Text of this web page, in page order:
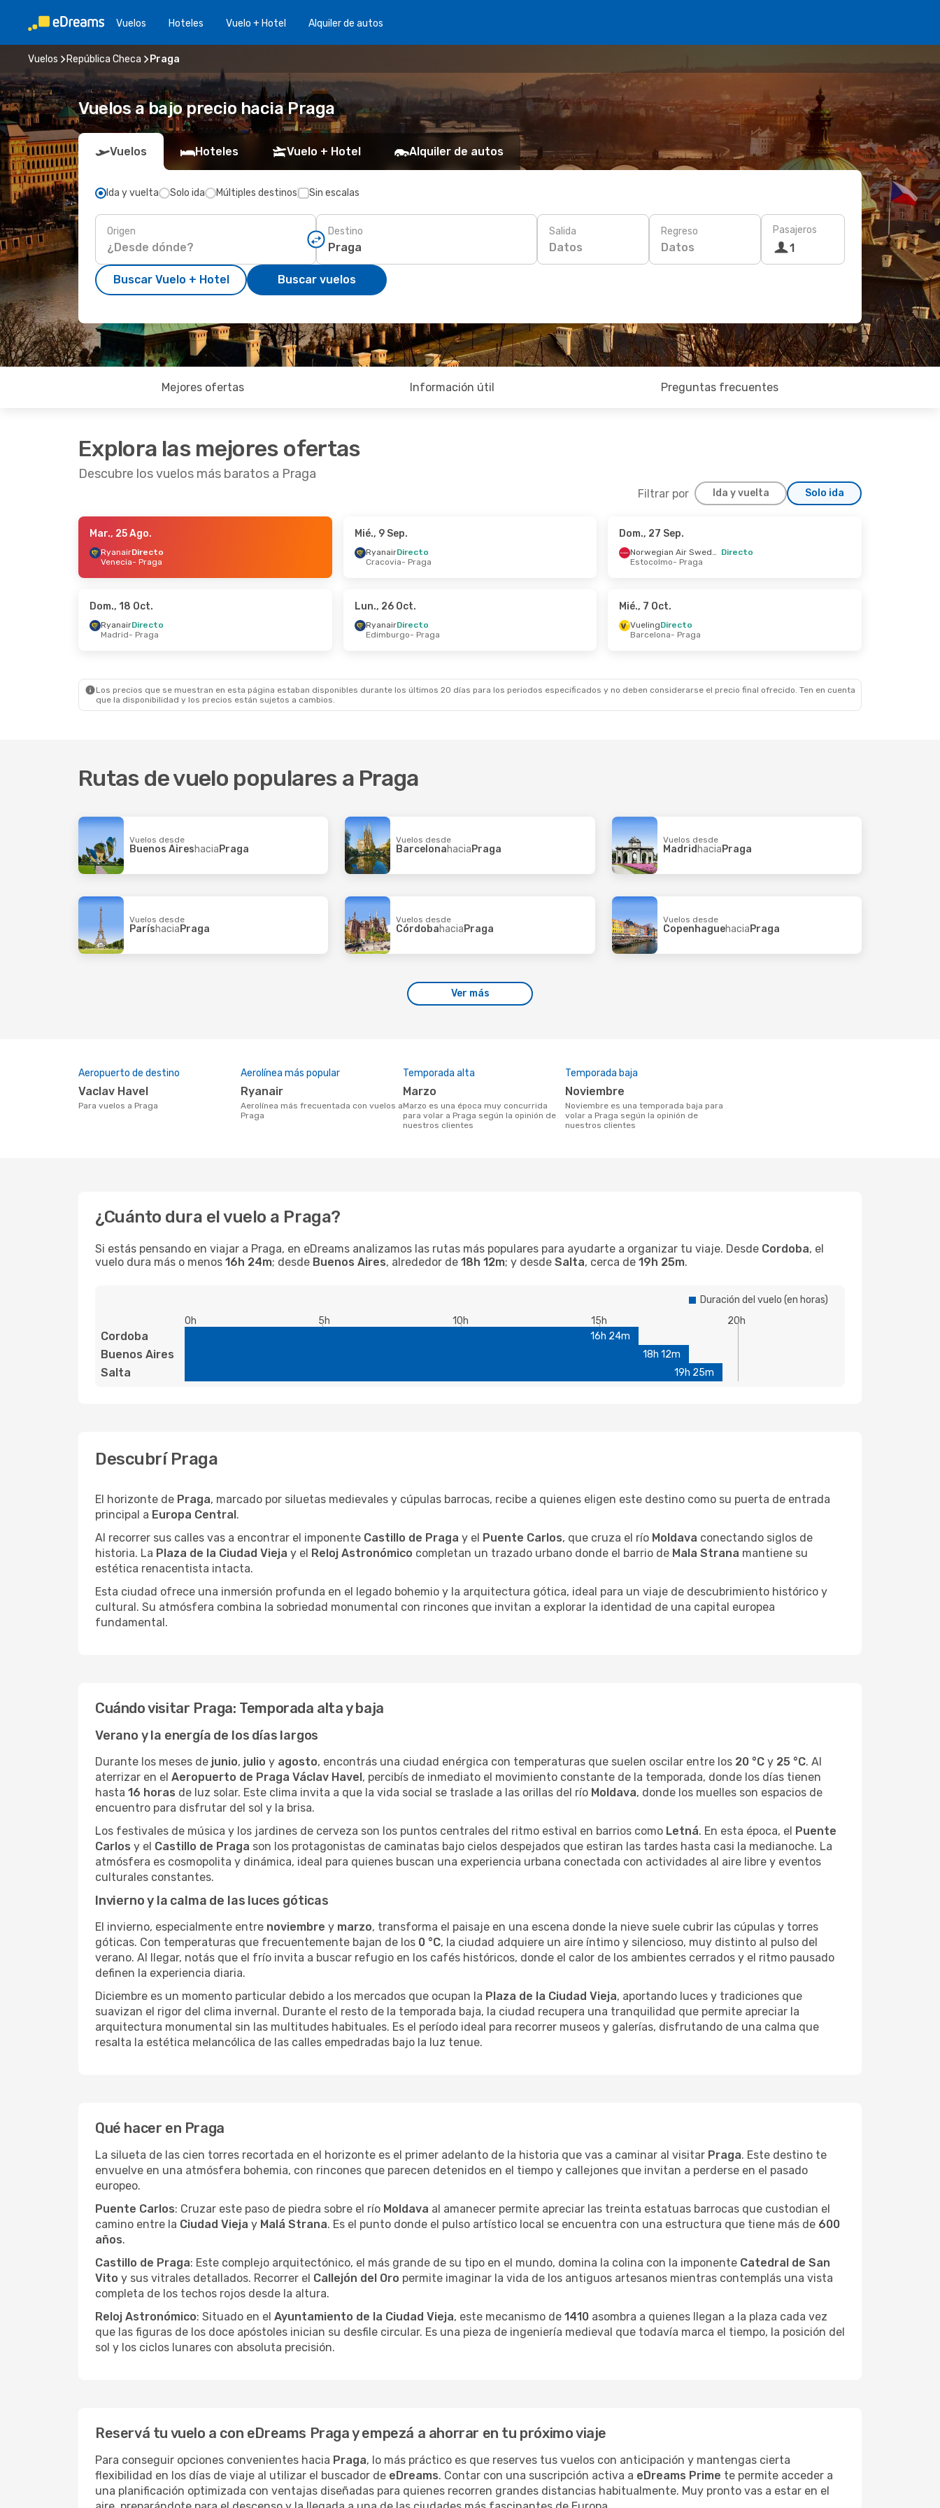
Vuelos Hoteles Vuelo + Hotel Alquiler de autos
Vuelos República Checa Praga
Vuelos a bajo precio hacia Praga
Vuelos Hoteles Vuelo + Hotel Alquiler de autos
Ida y vuelta Solo ida Múltiples destinos Sin escalas
Origen Destino Salida
Datos
Regreso
Datos
Pasajeros
1
Buscar Vuelo + Hotel Buscar vuelos
Mejores ofertas Información útil Preguntas frecuentes
Explora las mejores ofertas
Descubre los vuelos más baratos a Praga
Filtrar por Ida y vuelta Solo ida
- Mié., 2 Sep.
- Praga
- Jue., 8 Oct. - Dom., 1 Nov.
- Mar., 15 Sep.
Directo
- Copenhague
- Mié., 23 Sep.
Praga
- Basilea Mulhouse
- Dom., 18 Oct.
Praga
- Barcelona
Mar., 25 Ago.
RyanairDirecto
Venecia- Praga
Mié., 9 Sep.
RyanairDirecto
Cracovia- Praga
Dom., 27 Sep.
Norwegian Air Sweden Directo
Estocolmo- Praga
Dom., 18 Oct.
RyanairDirecto
Madrid- Praga
Lun., 26 Oct.
RyanairDirecto
Edimburgo- Praga
Mié., 7 Oct.
VuelingDirecto
Barcelona- Praga
Los precios que se muestran en esta página estaban disponibles durante los últimos 20 días para los periodos especificados y no deben considerarse el precio final ofrecido. Ten en cuenta
que la disponibilidad y los precios están sujetos a cambios.
Rutas de vuelo populares a Praga
Vuelos desde
Buenos AireshaciaPraga
Vuelos desde
BarcelonahaciaPraga
Vuelos desde
Madrid haciaPraga
Vuelos desde
ParíshaciaPraga
Vuelos desde
CórdobahaciaPraga
Vuelos desde
CopenhaguehaciaPraga
Ver más
Aeropuerto de destino
Vaclav Havel
Para vuelos a Praga
Aerolínea más popular
Ryanair
Aerolínea más frecuentada con vuelos a
Praga
Temporada alta
marzo
marzo es una época muy concurrida
para volar a Praga según la opinión de
nuestros clientes
Temporada baja
noviembre
noviembre es una temporada baja para
volar a Praga según la opinión de
nuestros clientes
¿Cuánto dura el vuelo a Praga?
Si estás pensando en viajar a Praga, en eDreams analizamos las rutas más populares para ayudarte a organizar tu viaje. Desde Cordoba, el
vuelo dura más o menos 16h 24m; desde Buenos Aires, alrededor de 18h 12m; y desde Salta, cerca de 19h 25m.
Duración del vuelo (en horas)
Cordoba
Buenos Aires
Salta
0h 5h 10h 15h
20h
16h 24m
18h 12m
19h 25m
Descubrí Praga
El horizonte de Praga, marcado por siluetas medievales y cúpulas barrocas, recibe a quienes eligen este destino como su puerta de entrada
principal a Europa Central.
Al recorrer sus calles vas a encontrar el imponente Castillo de Praga y el Puente Carlos, que cruza el río Moldava conectando siglos de
historia. La Plaza de la Ciudad Vieja y el Reloj Astronómico completan un trazado urbano donde el barrio de Mala Strana mantiene su
estética renacentista intacta.
Esta ciudad ofrece una inmersión profunda en el legado bohemio y la arquitectura gótica, ideal para un viaje de descubrimiento histórico y
cultural. Su atmósfera combina la sobriedad monumental con rincones que invitan a explorar la identidad de una capital europea
fundamental.
Cuándo visitar Praga: Temporada alta y baja
Verano y la energía de los días largos
Durante los meses de junio, julio y agosto, encontrás una ciudad enérgica con temperaturas que suelen oscilar entre los 20 °C y 25 °C. Al
aterrizar en el Aeropuerto de Praga Václav Havel, percibís de inmediato el movimiento constante de la temporada, donde los días tienen
hasta 16 horas de luz solar. Este clima invita a que la vida social se traslade a las orillas del río Moldava, donde los muelles son espacios de
encuentro para disfrutar del sol y la brisa.
Los festivales de música y los jardines de cerveza son los puntos centrales del ritmo estival en barrios como Letná. En esta época, el Puente
Carlos y el Castillo de Praga son los protagonistas de caminatas bajo cielos despejados que estiran las tardes hasta casi la medianoche. La
atmósfera es cosmopolita y dinámica, ideal para quienes buscan una experiencia urbana conectada con actividades al aire libre y eventos
culturales constantes.
Invierno y la calma de las luces góticas
El invierno, especialmente entre noviembre y marzo, transforma el paisaje en una escena donde la nieve suele cubrir las cúpulas y torres
góticas. Con temperaturas que frecuentemente bajan de los 0 °C, la ciudad adquiere un aire íntimo y silencioso, muy distinto al pulso del
verano. Al llegar, notás que el frío invita a buscar refugio en los cafés históricos, donde el calor de los ambientes cerrados y el ritmo pausado
definen la experiencia diaria.
Diciembre es un momento particular debido a los mercados que ocupan la Plaza de la Ciudad Vieja, aportando luces y tradiciones que
suavizan el rigor del clima invernal. Durante el resto de la temporada baja, la ciudad recupera una tranquilidad que permite apreciar la
arquitectura monumental sin las multitudes habituales. Es el período ideal para recorrer museos y galerías, disfrutando de una calma que
resalta la estética melancólica de las calles empedradas bajo la luz tenue.
Qué hacer en Praga
La silueta de las cien torres recortada en el horizonte es el primer adelanto de la historia que vas a caminar al visitar Praga. Este destino te
envuelve en una atmósfera bohemia, con rincones que parecen detenidos en el tiempo y callejones que invitan a perderse en el pasado
europeo.
Puente Carlos: Cruzar este paso de piedra sobre el río Moldava al amanecer permite apreciar las treinta estatuas barrocas que custodian el
camino entre la Ciudad Vieja y Malá Strana. Es el punto donde el pulso artístico local se encuentra con una estructura que tiene más de 600
años.
Castillo de Praga: Este complejo arquitectónico, el más grande de su tipo en el mundo, domina la colina con la imponente Catedral de San
Vito y sus vitrales detallados. Recorrer el Callejón del Oro permite imaginar la vida de los antiguos artesanos mientras contemplás una vista
completa de los techos rojos desde la altura.
Reloj Astronómico: Situado en el Ayuntamiento de la Ciudad Vieja, este mecanismo de 1410 asombra a quienes llegan a la plaza cada vez
que las figuras de los doce apóstoles inician su desfile circular. Es una pieza de ingeniería medieval que todavía marca el tiempo, la posición del
sol y los ciclos lunares con absoluta precisión.
Reservá tu vuelo a con eDreams Praga y empezá a ahorrar en tu próximo viaje
Para conseguir opciones convenientes hacia Praga, lo más práctico es que reserves tus vuelos con anticipación y mantengas cierta
flexibilidad en los días de viaje al utilizar el buscador de eDreams. Contar con una suscripción activa a eDreams Prime te permite acceder a
una planificación optimizada con ventajas diseñadas para quienes recorren grandes distancias habitualmente. Muy pronto vas a estar en el